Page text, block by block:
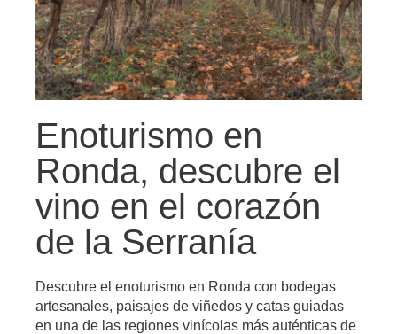
Enoturismo en
Ronda, descubre el
vino en el corazón
de la Serranía
Descubre el enoturismo en Ronda con bodegas
artesanales, paisajes de viñedos y catas guiadas
en una de las regiones vinícolas más auténticas de